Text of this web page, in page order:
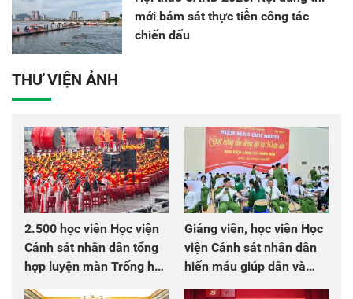
mới bám sát thực tiễn công tác
chiến đấu
THƯ VIỆN ẢNH
2.500 học viên Học viện
Cảnh sát nhân dân tổng
hợp luyện màn Trống hội
chào mừng Đại hội Đảng
Giảng viên, học viên Học
viện Cảnh sát nhân dân
hiến máu giúp dân và
đồng đội